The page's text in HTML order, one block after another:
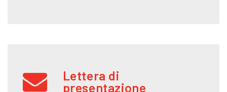
Lettera di
presentazione